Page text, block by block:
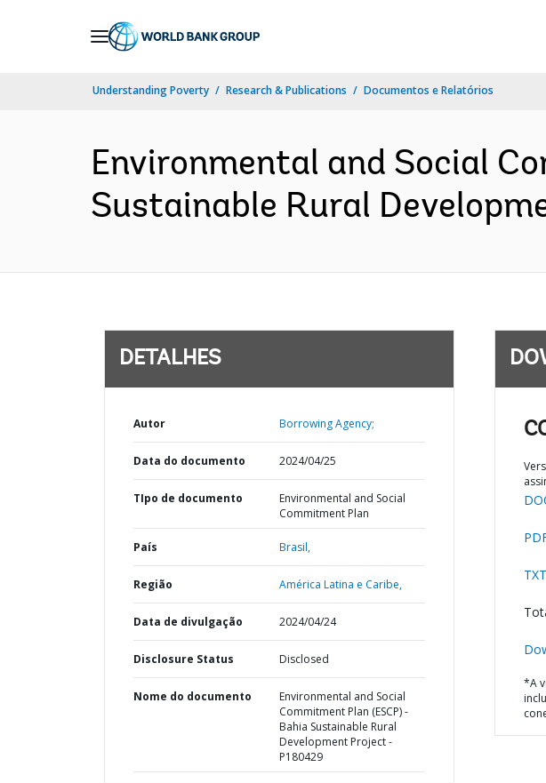
Understanding Poverty Research & Publications Documentos e Relatórios
Environmental and Social
Sustainable Rural
DETALHES
Autor Borrowing Agency;
Data do documento 2024/04/25
TIpo de documento
Environmental and Social
Commitment Plan
País Brasil,
Região América Latina e Caribe,
Data de divulgação 2024/04/24
Disclosure Status Disclosed
Nome do documento
Environmental and Social
Commitment Plan (ESCP) -
Bahia Sustainable Rural
Development Project -
P180429
*A